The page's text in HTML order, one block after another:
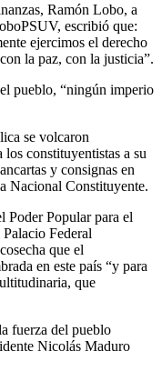
Ramón Lobo, a
escribió que:
ejercimos el derecho
la paz, con la justicia”.
pueblo, “ningún imperio
se volcaron
los constituyentistas a su
y consignas en
Nacional Constituyente.
Poder Popular para el
Federal
que el
en este país “y para
que
fuerza del pueblo
Nicolás Maduro